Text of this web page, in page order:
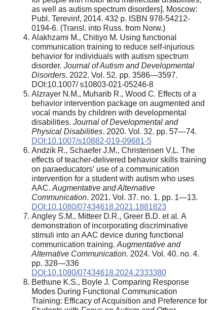
as well as autism spectrum disorders]. Moscow:
Publ. Terevinf, 2014. 432 p. ISBN 978-54212-
0194-6. (Transl. into Russ. from Norw.)
Alakhzami M., Chitiyo M. Using functional
communication training to reduce self-injurious
behavior for individuals with autism spectrum
disorder. Journal of Autism and Developmental
Disorders. 2022. Vol. 52. pp. 3586—3597.
DOI:10.1007/ s10803-021-05246-8
Alzrayer N.M., Muharib R., Wood C. Effects of a
behavior intervention package on augmented and
vocal mands by children with developmental
disabilities. Journal of Developmental and
Physical Disabilities. 2020. Vol. 32. pp. 57—74.
DOI:10.1007/s10882-019-09681-5
Andzik R., Schaefer J.M., Christensen V.L. The
effects of teacher-delivered behavior skills training
on paraeducators’ use of a communication
intervention for a student with autism who uses
AAC. Augmentative and Alternative
Communication. 2021. Vol. 37. no. 1. pp. 1—13.
DOI:10.1080/07434618.2021.1881823
Angley S.M., Mitteer D.R., Greer B.D. et al . A
demonstration of incorporating discriminative
stimuli into an AAC device during functional
communication training. Augmentative and
Alternative Communication. 2024. Vol. 40. no. 4.
pp. 328—336
DOI:10.1080/07434618.2024.2333380
Bethune K.S., Boyle J. Comparing Response
Modes During Functional Communication
Training: Efficacy of Acquisition and Preference for